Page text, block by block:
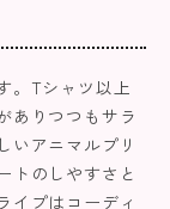
。Tシャツ以上
ありつつもサラ
いアニマルプリ
トのしやすさと
イプはコーディ